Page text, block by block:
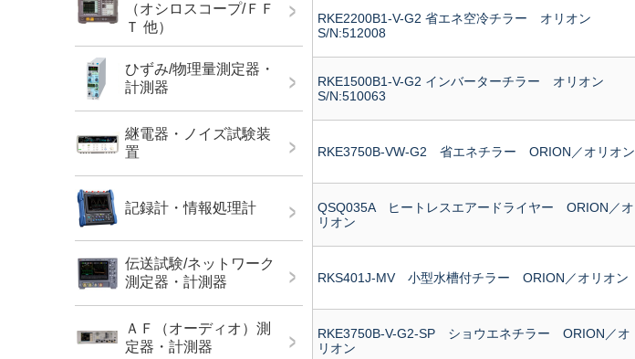
RKE2200B1-V-G2 省エネ空冷チラー オリオン
S/N:512008
RKE1500B1-V-G2 インバーターチラー オリオン
S/N:510063
RKE3750B-VW-G2 省エネチラー ORION／オリオン
QSQ035A ヒートレスエアードライヤー ORION／オ
リオン
RKS401J-MV 小型水槽付チラー ORION／オリオン
RKE3750B-V-G2-SP ショウエネチラー ORION／オ
リオン
（オシロスコープ/ＦＦ
Ｔ 他）
ひずみ/物理量測定器・
計測器
継電器・ノイズ試験装
置
記録計・情報処理計
伝送試験/ネットワーク
測定器・計測器
ＡＦ（オーディオ）測
定器・計測器